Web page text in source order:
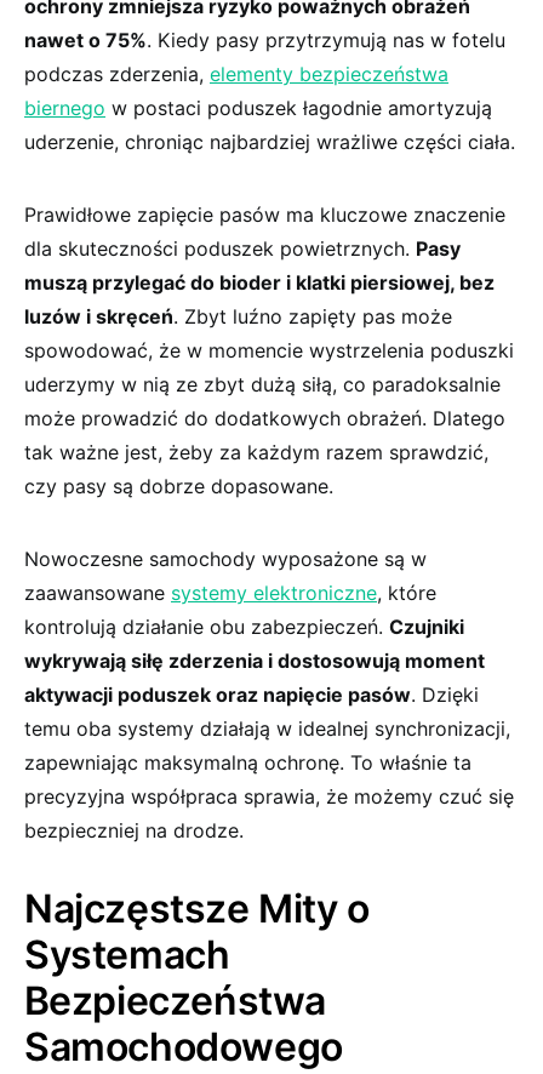
ochrony zmniejsza ryzyko poważnych obrażeń
nawet o 75%. Kiedy pasy przytrzymują nas w fotelu
‌podczas⁢ zderzenia, elementy bezpieczeństwa
biernego ‍w postaci ⁢poduszek łagodnie amortyzują
uderzenie, chroniąc najbardziej wrażliwe części ciała.
Prawidłowe‍ zapięcie pasów ma kluczowe znaczenie
dla skuteczności poduszek powietrznych. Pasy
muszą przylegać do bioder i ⁣klatki piersiowej,‌ bez
luzów i skręceń.‌ Zbyt luźno zapięty pas może
spowodować, że w momencie​ wystrzelenia ⁣poduszki
uderzymy ‍w nią ze zbyt dużą siłą, ⁢co paradoksalnie‍
może prowadzić do dodatkowych obrażeń. Dlatego
tak ważne jest, żeby za każdym ⁢razem sprawdzić,
czy pasy są dobrze dopasowane.
Nowoczesne samochody wyposażone są w⁤
zaawansowane systemy elektroniczne, które
kontrolują działanie obu ⁣zabezpieczeń.⁤ Czujniki
wykrywają⁢ siłę zderzenia i dostosowują moment‍
aktywacji poduszek‌ oraz napięcie pasów. Dzięki
temu oba ⁣systemy działają⁣ w idealnej synchronizacji,
zapewniając maksymalną ochronę. To właśnie ta
precyzyjna współpraca sprawia, że możemy czuć się
bezpieczniej na drodze.
Najczęstsze Mity ⁣o
Systemach
⁣Bezpieczeństwa
Samochodowego